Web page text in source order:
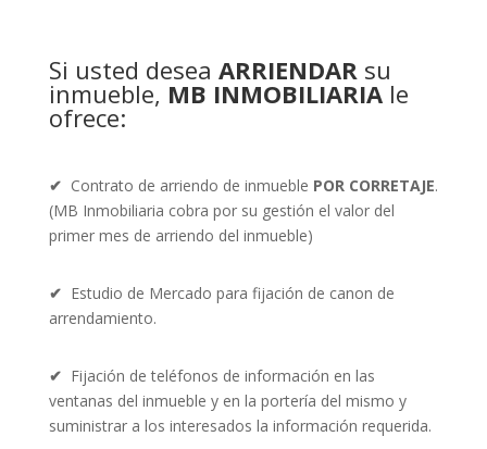
Si usted desea ARRIENDAR su
inmueble, MB INMOBILIARIAle
ofrece:
✔ Contrato de arriendo de inmueble POR CORRETAJE.
(MB Inmobiliaria cobra por su gestión el valor del
primer mes de arriendo del inmueble)
✔ Estudio de Mercado para fijación de canon de
arrendamiento.
✔ Fijación de teléfonos de información en las
ventanas del inmueble y en la portería del mismo y
suministrar a los interesados la información requerida.